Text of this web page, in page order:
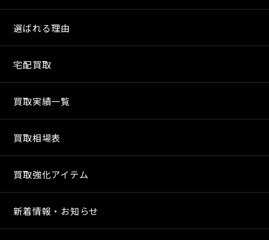
選ばれる理由
宅配買取
買取実績一覧
買取相場表
買取強化アイテム
新着情報・お知らせ